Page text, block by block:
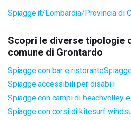
Spiagge.it Lombardia Provincia di
Scopri le diverse tipologie
comune di Grontardo
Spiagge con bar e ristorante
Spiagge accessibili per disabili
Spiagge con campi di beachvolley
Spiagge con corsi di kitesurf